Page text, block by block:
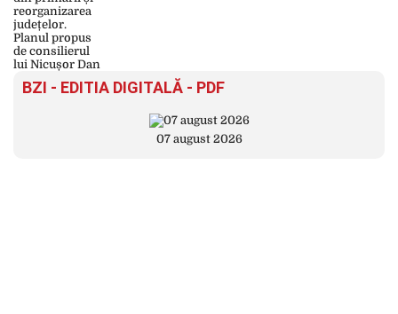
BZI - EDITIA DIGITALĂ - PDF
07 august 2026